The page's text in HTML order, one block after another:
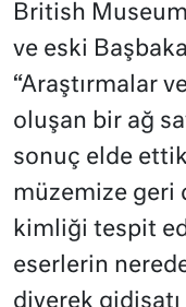
British
ve eski
“Araştırmalar
oluşan bir ağ
sonuç elde
müzemize geri
kimliği tespit
eserlerin
diyerek gidişatı